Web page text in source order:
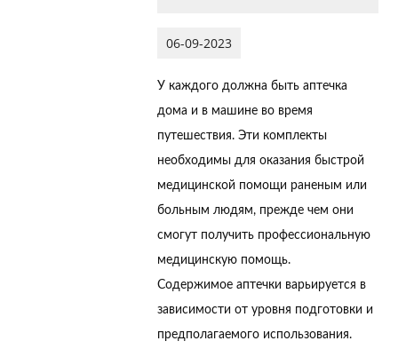
06-09-2023
У каждого должна быть аптечка
дома и в машине во время
путешествия. Эти комплекты
необходимы для оказания быстрой
медицинской помощи раненым или
больным людям, прежде чем они
смогут получить профессиональную
медицинскую помощь.
Содержимое аптечки варьируется в
зависимости от уровня подготовки и
предполагаемого использования.